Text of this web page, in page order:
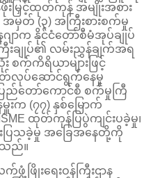
းမြှင့်ထုတ်ကုန် အမျိုးအစား
မှတ် (၃) အကြီးစားစက်မှု
ာက နိုင်ငံတော်စီမံအုပ်ချုပ်
ကြီးချုပ်၏ လမ်းညွှန်ချက်အရ
စက်ကိရိယာများဖြင့်
တ်လုပ်ဆောင်ရွက်နေမှု
ြည်တော်ကောင်စီ စက်မှုကြီ
မှူးက (၇၇) နှစ်မြောက်
ထုတ်ကုန်ပြပွဲကျင်းပခဲ့မှု၊
းပြသခဲ့မှု အခြေအနေတို့ကို
သည်။
ဖြိုးရေးဝန်ကြီးဌာန